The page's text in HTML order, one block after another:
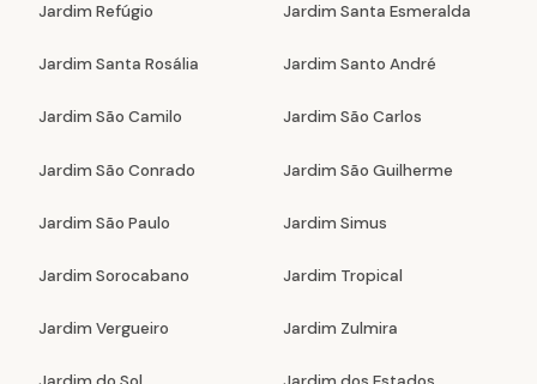
Jardim Refúgio Jardim Santa Esmeralda
Jardim Santa Rosália Jardim Santo André
Jardim São Camilo Jardim São Carlos
Jardim São Conrado Jardim São Guilherme
Jardim São Paulo Jardim Simus
Jardim Sorocabano Jardim Tropical
Jardim Vergueiro Jardim Zulmira